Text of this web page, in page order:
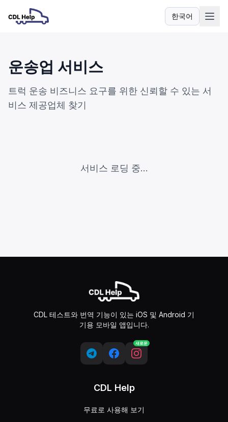
한국어
언어
운송업 서비스
트럭 운송 비즈니스 요구를 위한 신뢰할 수 있는 서
비스 제공업체 찾기
서비스 로딩 중...
CDL 테스트와 번역 기능이 있는 iOS 및 Android 기
기용 모바일 앱입니다.
새로운
CDL Help
무료로 사용해 보기